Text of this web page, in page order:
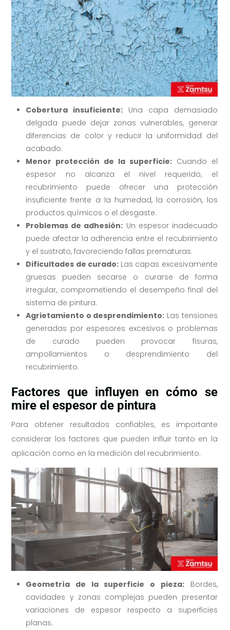
Cobertura insuficiente: Una capa demasiado
delgada puede dejar zonas vulnerables, generar
diferencias de color y reducir la uniformidad del
acabado.
Menor protección de la superficie:Cuando el
espesor no alcanza el nivel requerido, el
recubrimiento puede ofrecer una protección
insuficiente frente a la humedad, la corrosión, los
productos químicos o el desgaste.
Problemas de adhesión: Un espesor inadecuado
puede afectar la adherencia entre el recubrimiento
y el sustrato, favoreciendo fallas prematuras.
Dificultades de curado:Las capas excesivamente
gruesas pueden secarse o curarse de forma
irregular, comprometiendo el desempeño final del
sistema de pintura.
Agrietamiento o desprendimiento: Las tensiones
generadas por espesores excesivos o problemas
de curado pueden provocar fisuras,
ampollamientos o desprendimiento del
recubrimiento.
Factores que influyen en cómo se
mire el espesor de pintura
Para obtener resultados confiables, es importante
considerar los factores que pueden influir tanto en la
aplicación como en la medición del recubrimiento.
Geometría de la superficie o pieza:Bordes,
cavidades y zonas complejas pueden presentar
variaciones de espesor respecto a superficies
planas.